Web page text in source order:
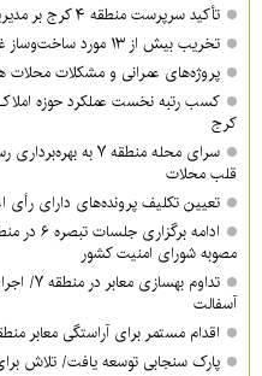
تأکید سرپرست منطقه ۴ کرج بر مدیریت مشارکتی در دیدار با امام جمعه مهرشهر
تخریب بیش از ۱۳ مورد ساخت‌وساز غیرمجاز در منطقه ۴ کرج
پروژه‌های عمرانی و مشکلات محلات هدف
کرج
سرای محله منطقه ۷
قلب محلات
تعیین تکلیف پرونده‌های دارای رأی اعاده در
مصوبه شورای امنیت کشور
تداوم
آسفالت
اقدام مستمر برای آراستگی معابر منطقه ۷ انجام
پارک سنجابی توسعه یافت/ تلاش